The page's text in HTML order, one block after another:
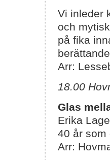
Vi inleder
och
på fika
Arr:
18.00
Glas
Erika
40 år som
Arr: